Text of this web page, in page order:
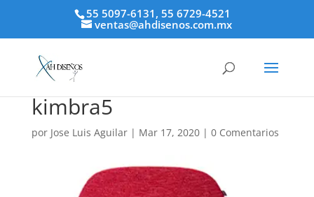
55 5097-6131, 55 6729-4521
ventas@ahdisenos.com.mx
kimbra5
por Jose Luis Aguilar| Mar 17, 2020| 0 Comentarios